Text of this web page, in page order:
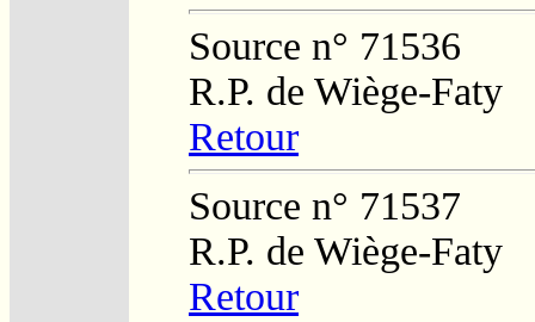
Source n° 71536
R.P. de Wiège-Faty
Retour
Source n° 71537
R.P. de Wiège-Faty
Retour